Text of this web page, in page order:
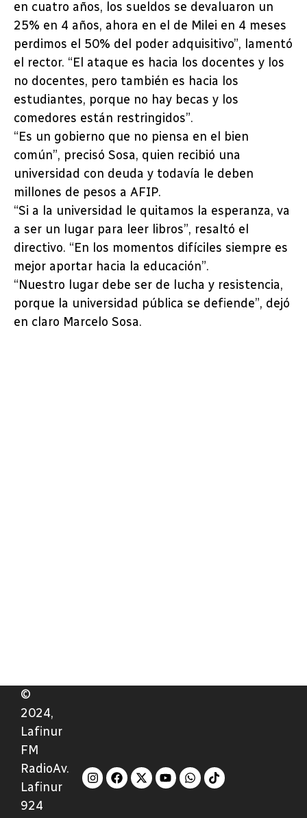
en cuatro años, los sueldos se devaluaron un
25% en 4 años, ahora en el de Milei en 4 meses
perdimos el 50% del poder adquisitivo”, lamentó
el rector. “El ataque es hacia los docentes y los
no docentes, pero también es hacia los
estudiantes, porque no hay becas y los
comedores están restringidos”.
“Es un gobierno que no piensa en el bien
común”, precisó Sosa, quien recibió una
universidad con deuda y todavía le deben
millones de pesos a AFIP.
“Si a la universidad le quitamos la esperanza, va
a ser un lugar para leer libros”, resaltó el
directivo. “En los momentos difíciles siempre es
mejor aportar hacia la educación”.
“Nuestro lugar debe ser de lucha y resistencia,
porque la universidad pública se defiende”, dejó
en claro Marcelo Sosa.
©
2024,
Lafinur
FM
RadioAv.
Lafinur
924